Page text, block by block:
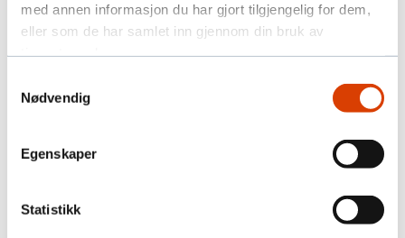
med annen informasjon du har gjort tilgjengelig for dem,
eller som de har samlet inn gjennom din bruk av
Nødvendig
Egenskaper
Statistikk